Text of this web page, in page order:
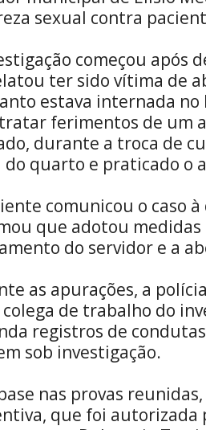
sexual contra
começou após
ter sido vítima de
estava internada
ferimentos de um
durante a troca de
do quarto e praticado o
comunicou o caso
que adotou
do servidor e a
as apurações, a
colega de trabalho do
registros de
sob investigação.
nas provas
que foi autorizada